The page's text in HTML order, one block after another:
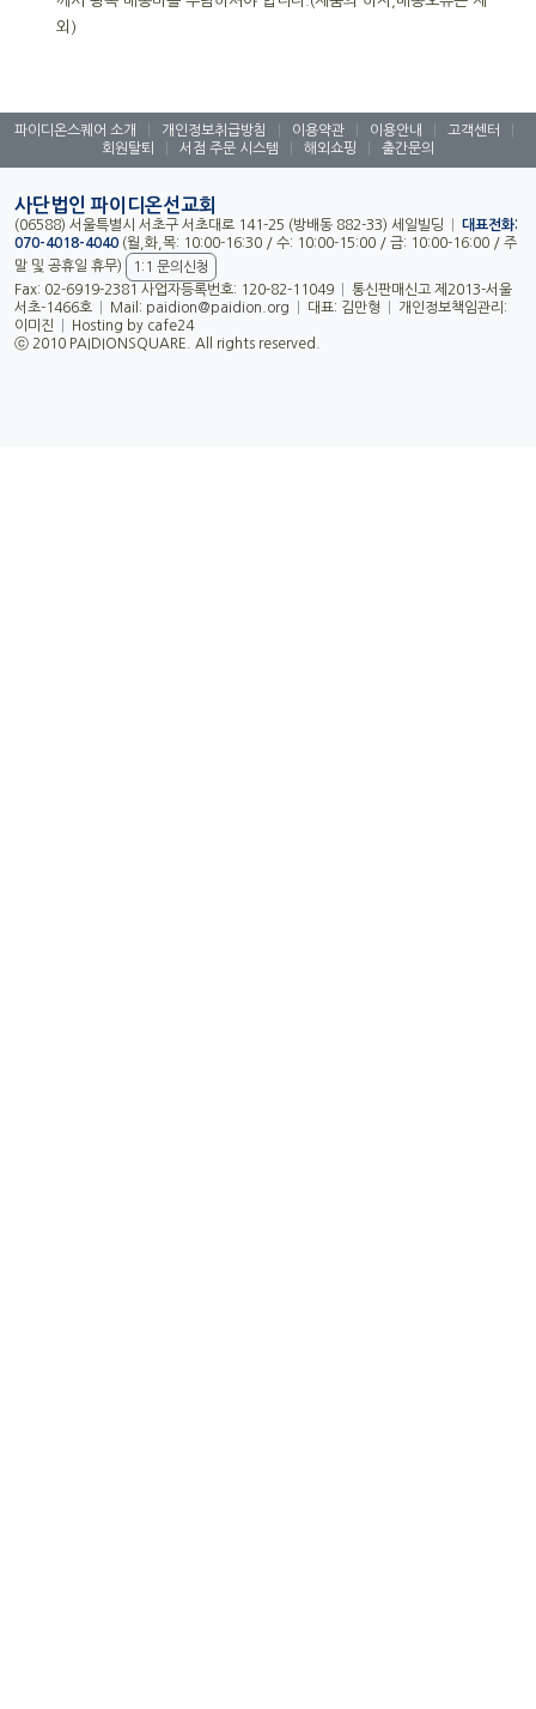
외)
파이디온스퀘어 소개 개인정보취급방침 이용약관 이용안내 고객센터
회원탈퇴
서점 주문 시스템 해외쇼핑 출간문의
사단법인 파이디온선교회
(06588) 서울특별시 서초구 서초대로 141-25 (방배동 882-33) 세일빌딩
대표전화:
070-4018-4040 (월,화,목: 10:00-16:30 / 수: 10:00-15:00 / 금: 10:00-16:00 / 주
말 및 공휴일 휴무)
1:1 문의신청
Fax: 02-6919-2381 사업자등록번호: 120-82-11049
통신판매신고 제2013-서울
서초-1466호
Mail: paidion@paidion.org 대표: 김만형
개인정보책임관리:
이미진
Hosting by cafe24
ⓒ 2010 PAIDIONSQUARE. All rights reserved.